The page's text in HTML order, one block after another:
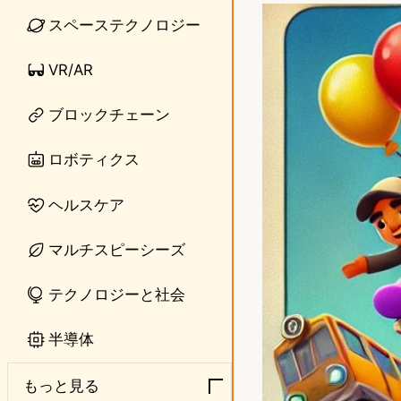
スペーステクノロジー
VR/AR
ブロックチェーン
ロボティクス
ヘルスケア
マルチスピーシーズ
テクノロジーと社会
半導体
もっと見る
n
t
o
o
n